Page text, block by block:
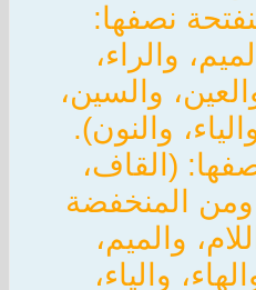
نصفها:
والراء،
والسين،
والنون).
(القاف،
ومن المنخفضة
والميم،
والياء،